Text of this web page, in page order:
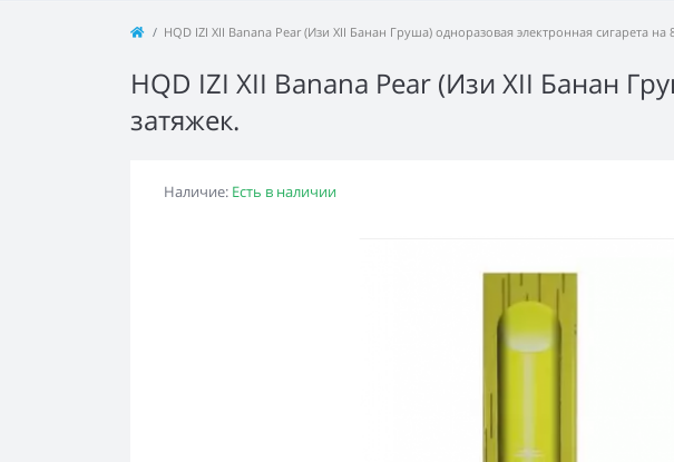
HQD IZI XII Banana Pear (Изи XII Банан Груша) одноразовая электронная сигарета на
HQD IZI XII Banana Pear (Изи XII Банан
затяжек.
Наличие: Есть в наличии